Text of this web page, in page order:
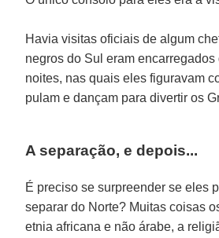
Havia visitas oficiais de algum
negros do Sul eram
noites, nas quais eles figuravam
pulam e dançam para divertir os
A separação, e depois...
É preciso se surpreender se eles
separar do Norte? Muitas coisas
etnia africana e não árabe, a